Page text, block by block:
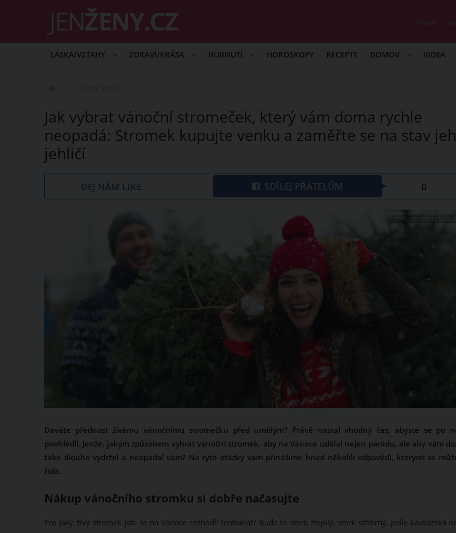
LÁSKA/VZTAHY ZDRAVÍ/KRÁSA HUBNUTÍ HOROSKOPY RECEPTY DOMOV VIDEA
Jak vybrat vánoční stromeček, který vám doma rychle
neopadá: Stromek kupujte venku a zaměřte se na stav
jehličí
DEJ NÁM LIKE SDÍLEJ PŘÁTELŮM 0
ZDROJ:
Dáváte přednost živému vánočnímu stromečku před umělým? Právě nastal vhodný čas, abyste se po
poohlédli. Jenže, jakým způsobem vybrat vánoční stromek, aby na Vánoce udělal nejen parádu, ale aby vám
také dlouho vydržel a neopadal vám? Na tyto otázky vám přinášíme hned několik odpovědí, kterými se
řídit.
Nákup vánočního stromku si dobře načasujte
Pro jaký živý stromek jste se na Vánoce rozhodli tentokrát? Bude to smrk ztepilý, smrk stříbrný, jedle kavkazská